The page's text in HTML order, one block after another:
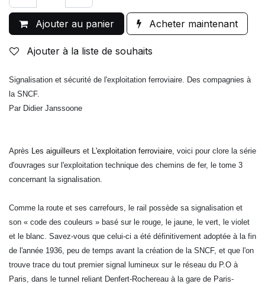
Ajouter au panier Acheter maintenant
Ajouter à la liste de souhaits
Signalisation et sécurité de l'exploitation ferroviaire. Des compagnies à
la SNCF.
Par Didier Janssoone
Après Les aiguilleurs et L'exploitation ferroviaire , voici pour clore la série
d'ouvrages sur l'exploitation technique des chemins de fer, le tome 3
concernant la signalisation.
Comme la route et ses carrefours, le rail possède sa signalisation et
son « code des couleurs » basé sur le rouge, le jaune, le vert, le violet
et le blanc. Savez-vous que celui-ci a été définitivement adoptée à la fin
de l'année 1936, peu de temps avant la création de la SNCF, et que l'on
trouve trace du tout premier signal lumineux sur le réseau du P.O à
Paris, dans le tunnel reliant Denfert-Rochereau à la gare de Paris-